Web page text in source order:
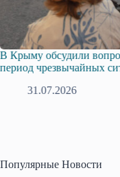
Русская община Крыма
профсоюзов Крыма
28.07.2026
Популярные Новости